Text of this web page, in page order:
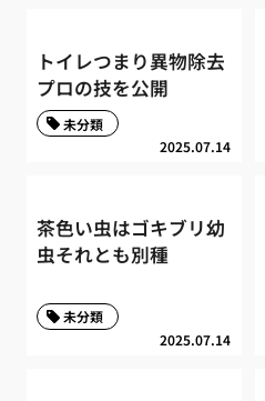
トイレつまり異物除去
プロの技を公開
2025.07.14
未分類
茶色い虫はゴキブリ幼
虫それとも別種
2025.07.14
未分類